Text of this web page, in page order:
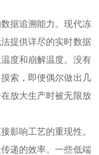
据追溯能力。现代冻
提供详尽的实时数据
度和崩解温度。没有
索，即便偶尔做出几
放大生产时被无限放
响工艺的重现性。
递的效率。一些低端